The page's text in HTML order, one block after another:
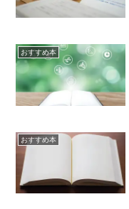
おすすめ本
おすすめ本